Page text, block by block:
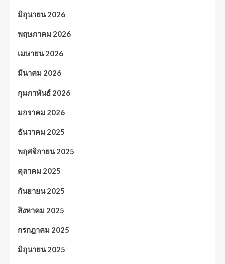
มิถุนายน 2026
พฤษภาคม 2026
เมษายน 2026
มีนาคม 2026
กุมภาพันธ์ 2026
มกราคม 2026
ธันวาคม 2025
พฤศจิกายน 2025
ตุลาคม 2025
กันยายน 2025
สิงหาคม 2025
กรกฎาคม 2025
มิถุนายน 2025